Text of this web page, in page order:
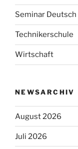
Seminar Deutsch
Technikerschule
Wirtschaft
NEWSARCHIV
August 2026
Juli 2026